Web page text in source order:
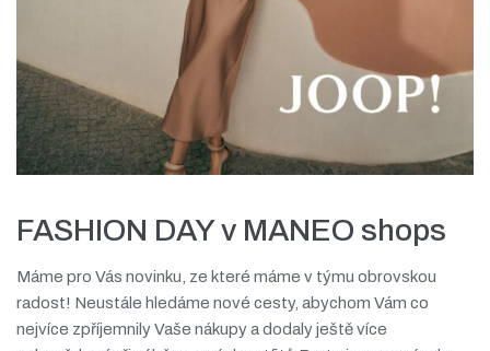
FASHION DAY v MANEO shops
Máme pro Vás novinku, ze které máme v týmu obrovskou
radost! Neustále hledáme nové cesty, abychom Vám co
nejvíce zpříjemnily Vaše nákupy a dodaly ještě více